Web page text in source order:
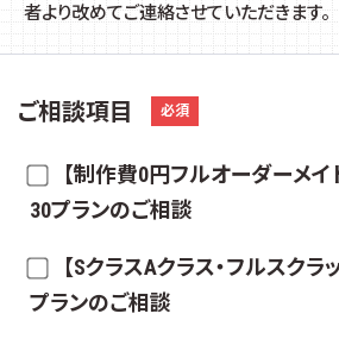
者より改めてご連絡させていただきます。
ご相談項目 必須
【制作費0円フルオーダーメイ
30プランのご相談
【SクラスAクラス・フルスクラ
プランのご相談